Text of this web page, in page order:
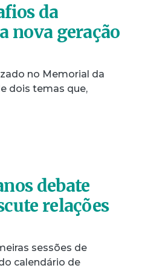
da
nova geração
no Memorial da
dois temas que,
debate
relações
sessões de
calendário de